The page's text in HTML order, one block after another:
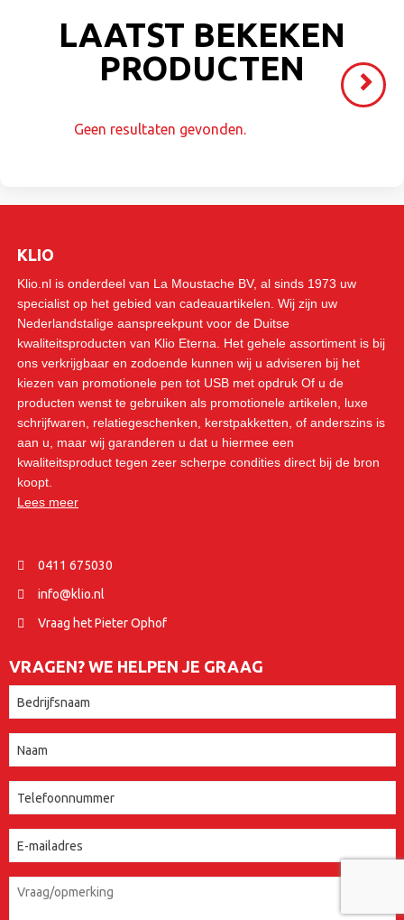
LAATST BEKEKEN
PRODUCTEN
Geen resultaten gevonden.
Volgende
KLIO
Klio.nl is onderdeel van La Moustache BV, al sinds 1973 uw
specialist op het gebied van cadeauartikelen. Wij zijn uw
Nederlandstalige aanspreekpunt voor de Duitse
kwaliteitsproducten van Klio Eterna. Het gehele assortiment is bij
ons verkrijgbaar en zodoende kunnen wij u adviseren bij het
kiezen van promotionele pen tot USB met opdruk Of u de
producten wenst te gebruiken als promotionele artikelen, luxe
schrijfwaren, relatiegeschenken, kerstpakketten, of anderszins is
aan u, maar wij garanderen u dat u hiermee een
kwaliteitsproduct tegen zeer scherpe condities direct bij de bron
koopt.
Lees meer
0411 675030
info@klio.nl
Vraag het Pieter Ophof
VRAGEN? WE HELPEN JE GRAAG